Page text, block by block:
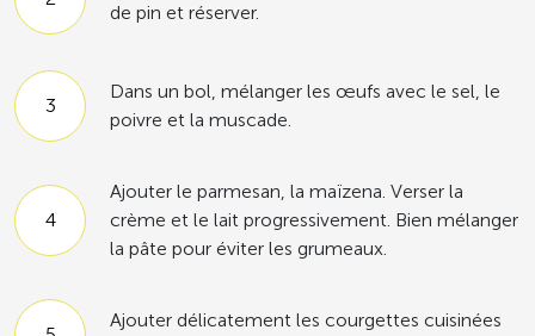
de pin et réserver.
Dans un bol, mélanger les œufs avec le sel, le
poivre et la muscade.
Ajouter le parmesan, la maïzena. Verser la
crème et le lait progressivement. Bien mélanger
la pâte pour éviter les grumeaux.
Ajouter délicatement les courgettes cuisinées